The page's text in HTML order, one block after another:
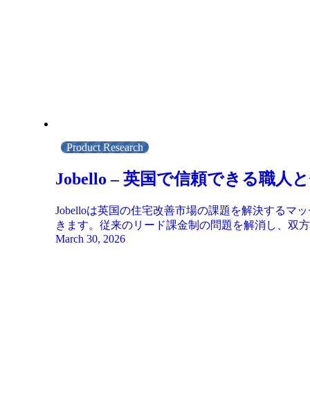
Product Research
Jobello – 英国で信頼できる職人
Jobelloは英国の住宅改善市場の課題を解決するマ
きます。従来のリード課金制の問題を解消し、双
March 30, 2026